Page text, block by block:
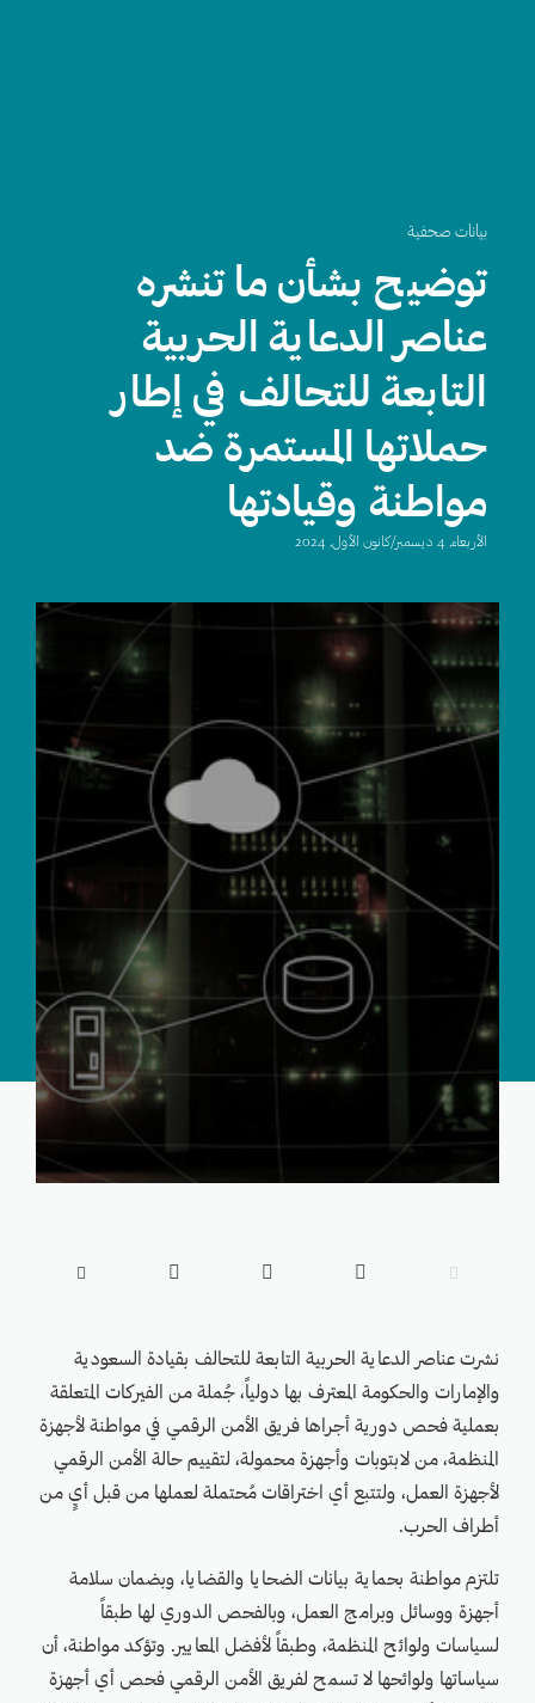
بيانات صحفية
توضيح بشأن ما تنشره
عناصر الدعاية الحربية
التابعة للتحالف في إطار
حملاتها المستمرة ضد
مواطنة وقيادتها
اﻷربعاء, 4 ديسمبر/كانون الأول, 2024





نشرت عناصر الدعاية الحربية التابعة للتحالف بقيادة السعودية
والإمارات والحكومة المعترف بها دولياً، جُملة من الفيركات المتعلقة
بعملية فحص دورية أجراها فريق الأمن الرقمي في مواطنة لأجهزة
المنظمة، من لابتوبات وأجهزة محمولة، لتقييم حالة الأمن الرقمي
لأجهزة العمل، ولتتبع أي اختراقات مُحتملة لعملها من قبل أيٍ من
أطراف الحرب.
تلتزم مواطنة بحماية بيانات الضحايا والقضايا، وبضمان سلامة
أجهزة ووسائل وبرامج العمل، وبالفحص الدوري لها طبقاً
لسياسات ولوائح المنظمة، وطبقاً لأفضل المعايير. وتؤكد مواطنة، أن
سياساتها ولوائحها لا تسمح لفريق الأمن الرقمي فحص أي أجهزة